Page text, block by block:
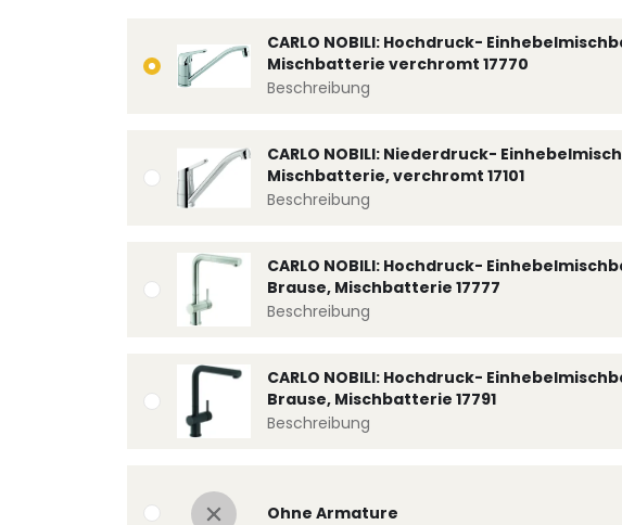
CARLO NOBILI: Hochdruck-
Mischbatterie verchromt 17770
Beschreibung
CARLO NOBILI: Niederdruck-
Mischbatterie, verchromt 17101
Beschreibung
CARLO NOBILI: Hochdruck-
Brause, Mischbatterie 17777
Beschreibung
CARLO NOBILI: Hochdruck-
Brause, Mischbatterie 17791
Beschreibung
Ohne Armature